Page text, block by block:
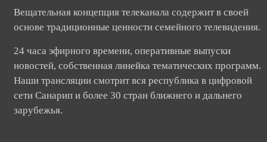
Вещательная концепция телеканала содержит в своей
основе традиционные ценности семейного телевидения.
24 часа эфирного времени, оперативные выпуски
новостей, собственная линейка тематических программ.
Наши трансляции смотрит вся республика в цифровой
сети Санарип и более 30 стран ближнего и дальнего
зарубежья.